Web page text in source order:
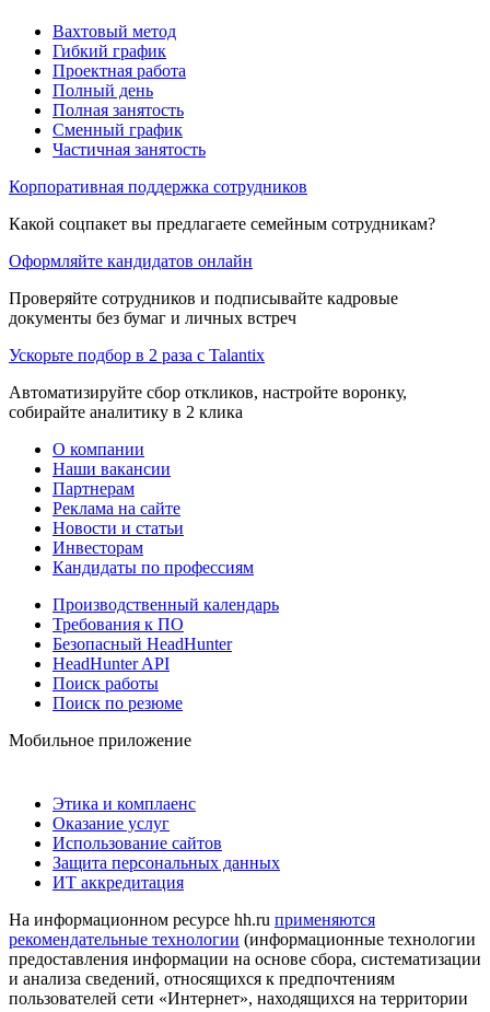
Вахтовый метод
Гибкий график
Проектная работа
Полный день
Полная занятость
Сменный график
Частичная занятость
Корпоративная поддержка сотрудников
Какой соцпакет вы предлагаете семейным сотрудникам?
Оформляйте кандидатов онлайн
Проверяйте сотрудников и подписывайте кадровые
документы без бумаг и личных встреч
Ускорьте подбор в 2 раза с Talantix
Автоматизируйте сбор откликов, настройте воронку,
собирайте аналитику в 2 клика
О компании
Наши вакансии
Партнерам
Реклама на сайте
Новости и статьи
Инвесторам
Кандидаты по профессиям
Производственный календарь
Требования к ПО
Безопасный HeadHunter
HeadHunter API
Поиск работы
Поиск по резюме
Мобильное приложение
Этика и комплаенс
Оказание услуг
Использование сайтов
Защита персональных данных
ИТ аккредитация
На информационном ресурсе hh.ru применяются
рекомендательные технологии (информационные технологии
предоставления информации на основе сбора, систематизации
и анализа сведений, относящихся к предпочтениям
пользователей сети «Интернет», находящихся на территории